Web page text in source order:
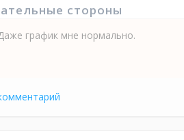
стороны
график мне нормально.